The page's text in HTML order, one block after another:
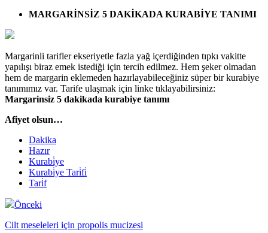
MARGARİNSİZ 5 DAKİKADA KURABİYE TANIMI
Margarinli tarifler ekseriyetle fazla yağ içerdiğinden tıpkı vakitte
yapılışı biraz emek istediği için tercih edilmez. Hem şeker olmadan
hem de margarin eklemeden hazırlayabileceğiniz süper bir kurabiye
tanımımız var. Tarife ulaşmak için linke tıklayabilirsiniz:
Margarinsiz 5 dakikada kurabiye tanımı
Afiyet olsun…
Dakika
Hazır
Kurabi̇ye
Kurabi̇ye Tari̇fi̇
Tari̇f
Önceki
Cilt meseleleri için propolis mucizesi